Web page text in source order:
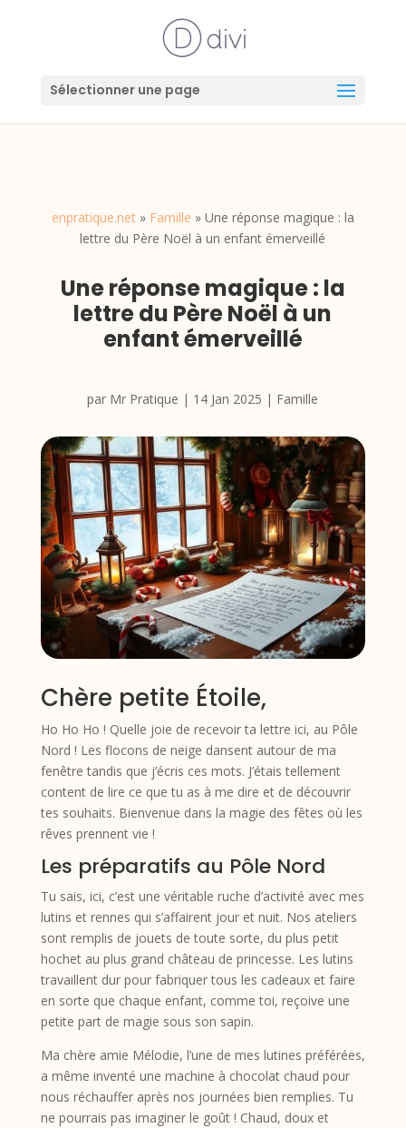
Sélectionner une page
enpratique.net» Famille » Une réponse magique : la
lettre du Père Noël à un enfant émerveillé
Une réponse magique : la
lettre du Père Noël à un
enfant émerveillé
par Mr Pratique | 14 Jan 2025 | Famille
Chère petite Étoile,
Ho Ho Ho ! Quelle joie de recevoir ta lettre ici, au Pôle
Nord ! Les flocons de neige dansent autour de ma
fenêtre tandis que j’écris ces mots. J’étais tellement
content de lire ce que tu as à me dire et de découvrir
tes souhaits. Bienvenue dans la magie des fêtes où les
rêves prennent vie !
Les préparatifs au Pôle Nord
Tu sais, ici, c’est une véritable ruche d’activité avec mes
lutins et rennes qui s’affairent jour et nuit. Nos ateliers
sont remplis de jouets de toute sorte, du plus petit
hochet au plus grand château de princesse. Les lutins
travaillent dur pour fabriquer tous les cadeaux et faire
en sorte que chaque enfant, comme toi, reçoive une
petite part de magie sous son sapin.
Ma chère amie Mélodie, l’une de mes lutines préférées,
a même inventé une machine à chocolat chaud pour
nous réchauffer après nos journées bien remplies. Tu
ne pourrais pas imaginer le goût ! Chaud, doux et